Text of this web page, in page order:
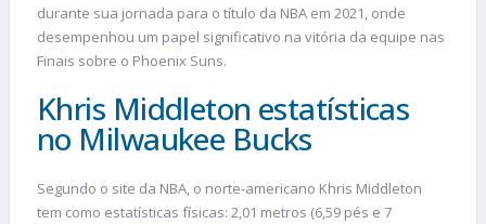
durante sua jornada para o título da NBA em 2021, onde
desempenhou um papel significativo na vitória da equipe nas
Finais sobre o Phoenix Suns.
Khris Middleton estatísticas
no Milwaukee Bucks
Segundo o site da NBA, o norte-americano Khris Middleton
tem como estatísticas físicas: 2,01 metros (6,59 pés e 7